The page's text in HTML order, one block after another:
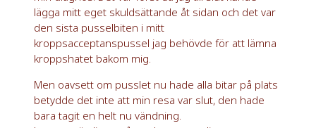
lägga mitt eget skuldsättande åt sidan och det var
den sista pusselbiten i mitt
kroppsacceptanspussel jag behövde för att lämna
kroppshatet bakom mig.
Men oavsett om pusslet nu hade alla bitar på plats
betydde det inte att min resa var slut, den hade
bara tagit en helt nu vändning.